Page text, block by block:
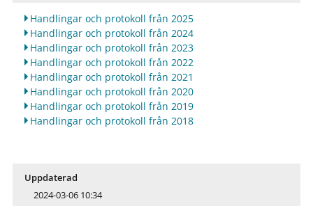
Handlingar och protokoll från 2025
Handlingar och protokoll från 2024
Handlingar och protokoll från 2023
Handlingar och protokoll från 2022
Handlingar och protokoll från 2021
Handlingar och protokoll från 2020
Handlingar och protokoll från 2019
Handlingar och protokoll från 2018
Uppdaterad
2024-03-06 10:34